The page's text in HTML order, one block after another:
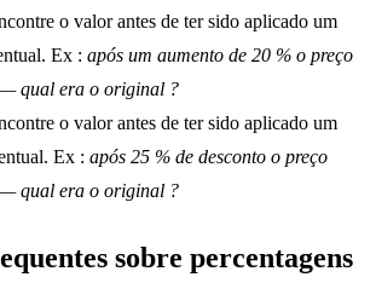
o valor antes de ter sido aplicado um
Ex : após um aumento de 20 % o preço
qual era o original ?
o valor antes de ter sido aplicado um
Ex : após 25 % de desconto o preço
qual era o original ?
sobre percentagens